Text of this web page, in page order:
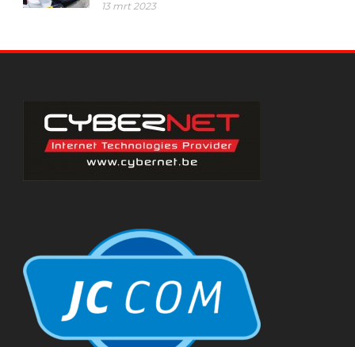
13 mrt 2023